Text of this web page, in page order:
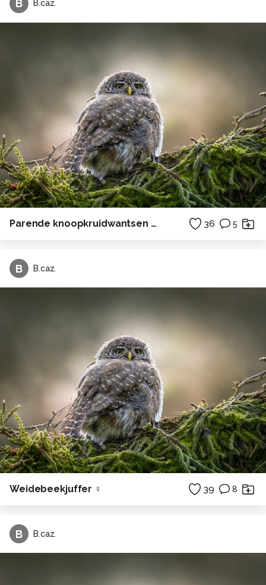
B B.caz.
Parende knoopkruidwantsen op Toorts 36 5
B B.caz.
Weidebeekjuffer ♀ 39 8
B B.caz.